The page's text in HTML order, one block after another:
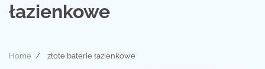
łazienkowe
Home złote baterie łazienkowe